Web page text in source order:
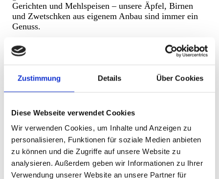
Zustimmung Details Über Cookies
Diese Webseite verwendet Cookies
Wir verwenden Cookies, um Inhalte und Anzeigen zu
personalisieren, Funktionen für soziale Medien anbieten
zu können und die Zugriffe auf unsere Website zu
analysieren. Außerdem geben wir Informationen zu Ihrer
Verwendung unserer Website an unsere Partner für
Gerichten und Mehlspeisen – unsere Äpfel, Birnen
und Zwetschken aus eigenem Anbau sind immer ein
Genuss.
Alle Produkte
Milchprodukte
Höchste Qualität und Regionalität liegen uns am